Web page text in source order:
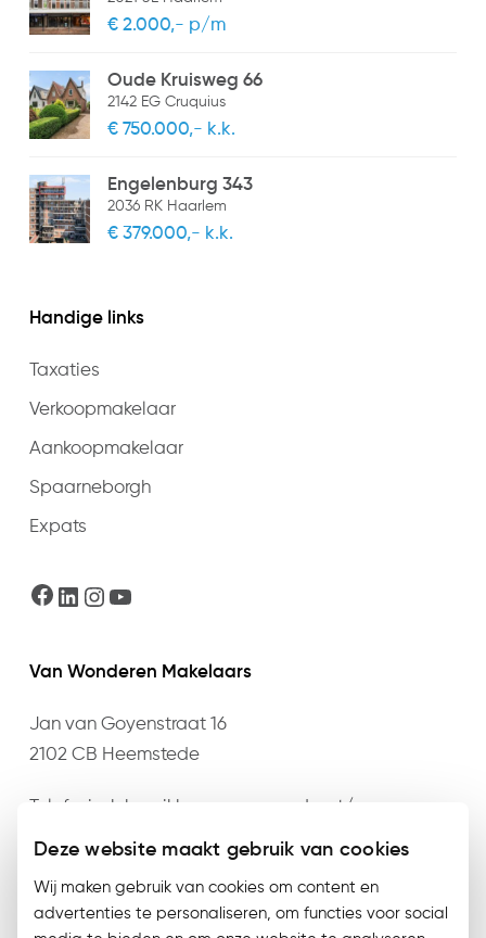
Deze website maakt gebruik van cookies
Wij maken gebruik van cookies om content en
advertenties te personaliseren, om functies voor social
€ 2.000,- p/m
Oude Kruisweg 66
2142 EG Cruquius
€ 750.000,- k.k.
Engelenburg 343
2036 RK Haarlem
€ 379.000,- k.k.
Handige links
Taxaties
Verkoopmakelaar
Aankoopmakelaar
Spaarneborgh
Expats
Facebook
LinkedIn
Instagram
Van Wonderen Makelaars
Jan van Goyenstraat 16
2102 CB Heemstede
Telefonisch bereikbaar op maandag t/m
donderdag van 09:00 t/m 17:30 en vrijdag van
mailinfo@vanwonderen.nl.